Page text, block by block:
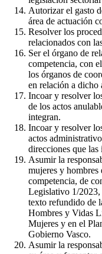
Autorizar el gasto
área de actuación
Resolver los
relacionados con
Ser el órgano de
competencia, con
los órganos de
en relación a dicho
Incoar y resolver
de los actos
integran.
Incoar y resolver
actos
direcciones que las
Asumir la
mujeres y hombres
competencia, de
Legislativo 1/2023,
texto refundido de
Hombres y Vidas
Mujeres y en el
Gobierno Vasco.
Asumir la